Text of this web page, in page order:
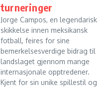
turneringer
Jorge Campos, en legendarisk
skikkelse innen meksikansk
fotball, feires for sine
bemerkelsesverdige bidrag til
landslaget gjennom mange
internasjonale opptredener.
Kjent for sin unike spillestil og